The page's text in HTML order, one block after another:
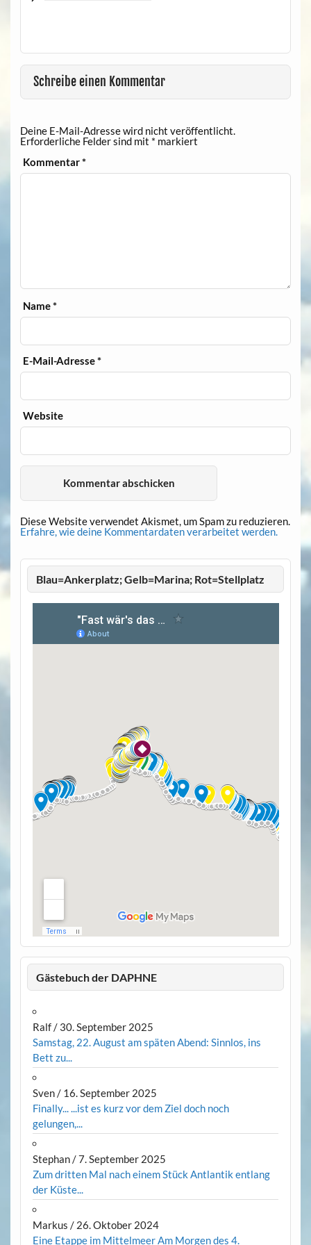
Schreibe einen Kommentar
Deine E-Mail-Adresse wird nicht veröffentlicht.
Erforderliche Felder sind mit * markiert
Kommentar*
Name*
E-Mail-Adresse*
Website
Diese Website verwendet Akismet, um Spam zu reduzieren.
Erfahre, wie deine Kommentardaten verarbeitet werden.
Blau=Ankerplatz; Gelb=Marina; Rot=Stellplatz
Gästebuch der DAPHNE
Ralf/ 30. September 2025
Samstag, 22. August am späten Abend: Sinnlos, ins
Bett zu...
Sven/ 16. September 2025
Finally... ...ist es kurz vor dem Ziel doch noch
gelungen,...
Stephan/7. September 2025
Zum dritten Mal nach einem Stück Antlantik entlang
der Küste...
Markus / 26. Oktober 2024
Eine Etappe im Mittelmeer Am Morgen des 4.